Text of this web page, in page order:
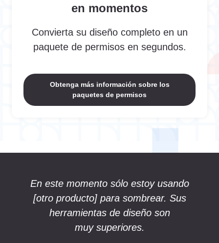
en momentos
Convierta su diseño completo en un
paquete de permisos en segundos.
Obtenga más información sobre los
paquetes de permisos
En este momento sólo estoy usando
[otro producto] para sombrear. Sus
herramientas de diseño son
muy superiores.